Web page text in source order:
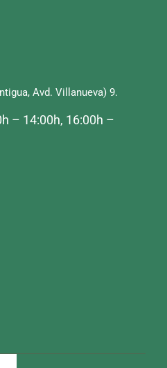
Avd. Villanueva) 9.
– 14:00h, 16:00h –